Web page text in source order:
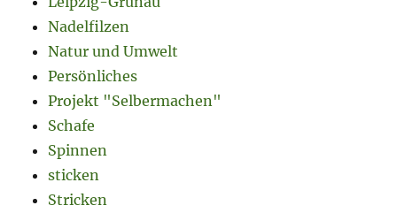
Nadelfilzen
Natur und Umwelt
Persönliches
Projekt "Selbermachen"
Schafe
Spinnen
sticken
Stricken